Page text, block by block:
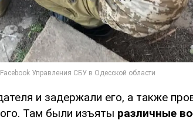
и задержали его, а также
Там были изъяты различные